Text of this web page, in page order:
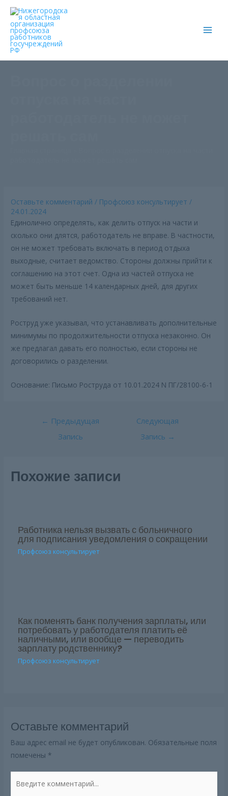
Оставьте комментарий / Профсоюз консультирует /
24.01.2024
Единолично определять, как делить отпуск на части и
сколько они длятся, работодатель не вправе. В частности,
он не может требовать включать в период отдыха
выходные, считает ведомство. Стороны должны прийти к
соглашению на этот счет. Одна из частей отпуска не
может быть меньше 14 календарных дней, для других
требований нет.
Роструд уже указывал, что устанавливать дополнительные
минимумы по продолжительности отпуска незаконно. Он
же предлагал давать его полностью, если стороны не
договорились о разделении.
Основание: Письмо Роструда от 10.01.2024 N ПГ/28100-6-1
Навигация
← Предыдущая
Запись
Следующая
Запись →
Похожие записи
Работника нельзя вызвать с больничного
для подписания уведомления о сокращении
Профсоюз консультирует
Как поменять банк получения зарплаты, или
потребовать у работодателя платить её
наличными, или вообще — переводить
зарплату родственнику?
Профсоюз консультирует
Оставьте комментарий
Ваш адрес email не будет опубликован. Обязательные поля
помечены *
комментарий...